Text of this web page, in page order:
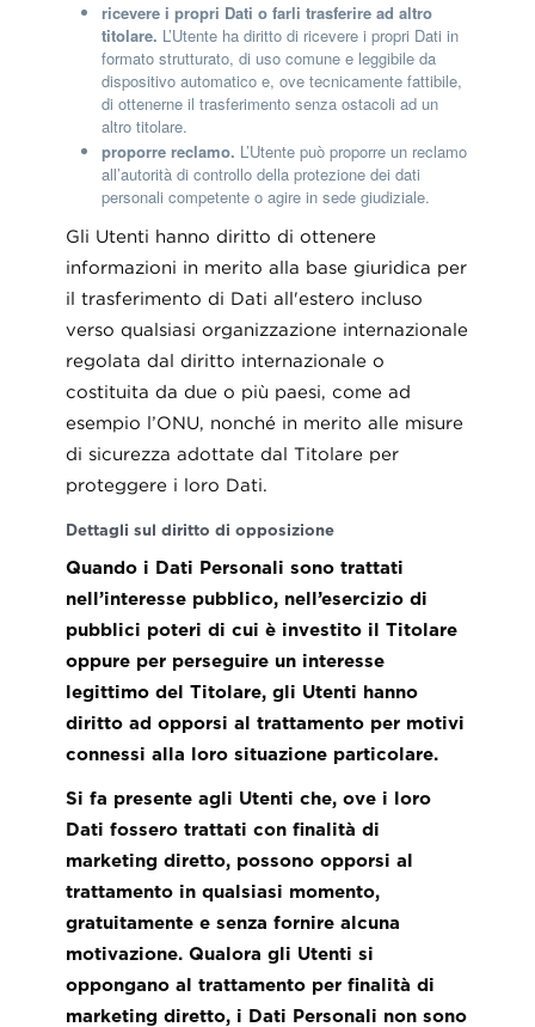
ricevere i propri Dati o farli trasferire ad altro
titolare. L’Utente ha diritto di ricevere i propri Dati in
formato strutturato, di uso comune e leggibile da
dispositivo automatico e, ove tecnicamente fattibile,
di ottenerne il trasferimento senza ostacoli ad un
altro titolare.
proporre reclamo. L’Utente può proporre un reclamo
all’autorità di controllo della protezione dei dati
personali competente o agire in sede giudiziale.
Gli Utenti hanno diritto di ottenere
informazioni in merito alla base giuridica per
il trasferimento di Dati all'estero incluso
verso qualsiasi organizzazione internazionale
regolata dal diritto internazionale o
costituita da due o più paesi, come ad
esempio l’ONU, nonché in merito alle misure
di sicurezza adottate dal Titolare per
proteggere i loro Dati.
Dettagli sul diritto di opposizione
Quando i Dati Personali sono trattati
nell’interesse pubblico, nell’esercizio di
pubblici poteri di cui è investito il Titolare
oppure per perseguire un interesse
legittimo del Titolare, gli Utenti hanno
diritto ad opporsi al trattamento per motivi
connessi alla loro situazione particolare.
Si fa presente agli Utenti che, ove i loro
Dati fossero trattati con finalità di
marketing diretto, possono opporsi al
trattamento in qualsiasi momento,
gratuitamente e senza fornire alcuna
motivazione. Qualora gli Utenti si
oppongano al trattamento per finalità di
marketing diretto, i Dati Personali non sono